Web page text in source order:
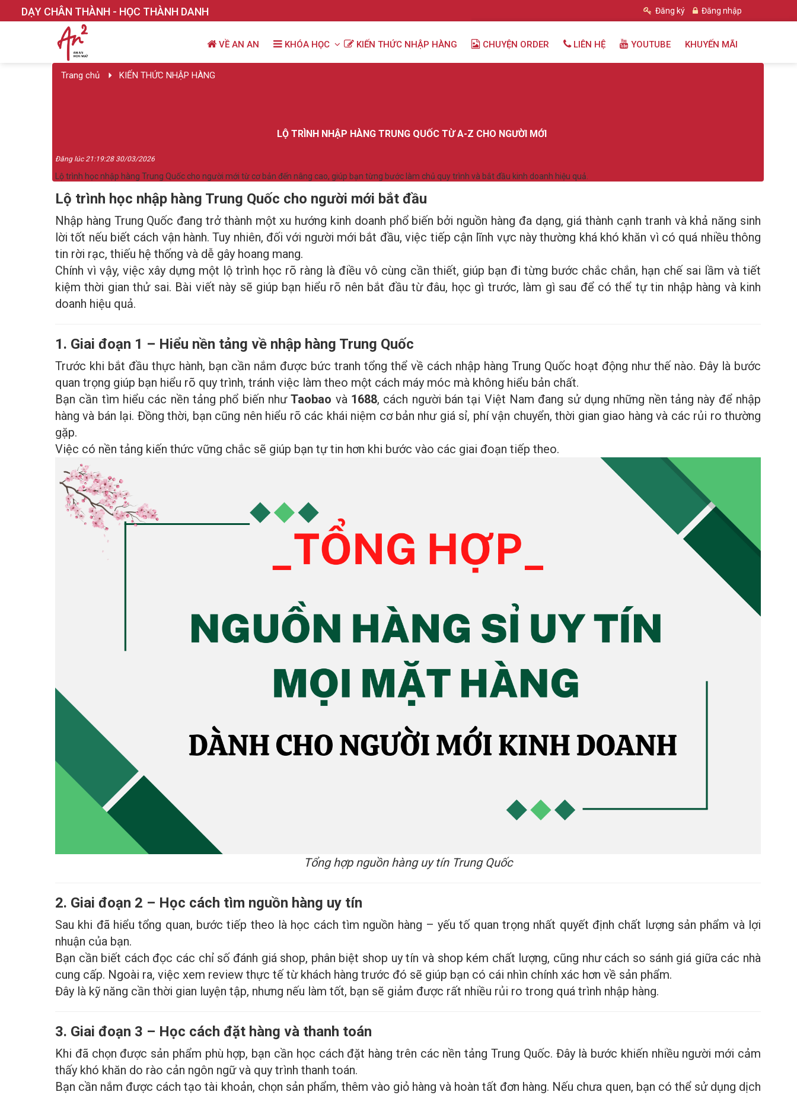
DẠY CHÂN THÀNH - HỌC THÀNH DANH Đăng ký Đăng nhập
VỀ AN AN KHÓA HỌC KIẾN THỨC NHẬP HÀNG CHUYỆN ORDER LIÊN HỆ YOUTUBE KHUYẾN MÃI
Trang chủ KIẾN THỨC NHẬP HÀNG
LỘ TRÌNH NHẬP HÀNG TRUNG QUỐC TỪ A-Z CHO NGƯỜI MỚI
Đăng lúc 21:19:28 30/03/2026
Lộ trình học nhập hàng Trung Quốc cho người mới từ cơ bản đến nâng cao, giúp bạn từng bước làm chủ quy trình và bắt đầu kinh doanh hiệu quả.
Lộ trình học nhập hàng Trung Quốc cho người mới bắt đầu
Nhập hàng Trung Quốc đang trở thành một xu hướng kinh doanh phổ biến bởi nguồn hàng đa dạng, giá thành cạnh tranh và khả năng sinh
lời tốt nếu biết cách vận hành. Tuy nhiên, đối với người mới bắt đầu, việc tiếp cận lĩnh vực này thường khá khó khăn vì có quá nhiều thông
tin rời rạc, thiếu hệ thống và dễ gây hoang mang.
Chính vì vậy, việc xây dựng một lộ trình học rõ ràng là điều vô cùng cần thiết, giúp bạn đi từng bước chắc chắn, hạn chế sai lầm và tiết
kiệm thời gian thử sai. Bài viết này sẽ giúp bạn hiểu rõ nên bắt đầu từ đâu, học gì trước, làm gì sau để có thể tự tin nhập hàng và kinh
doanh hiệu quả.
1. Giai đoạn 1 – Hiểu nền tảng về nhập hàng Trung Quốc
Trước khi bắt đầu thực hành, bạn cần nắm được bức tranh tổng thể về cách nhập hàng Trung Quốc hoạt động như thế nào. Đây là bước
quan trọng giúp bạn hiểu rõ quy trình, tránh việc làm theo một cách máy móc mà không hiểu bản chất.
Bạn cần tìm hiểu các nền tảng phổ biến nhưTaobao và 1688, cách người bán tại Việt Nam đang sử dụng những nền tảng này để nhập
hàng và bán lại. Đồng thời, bạn cũng nên hiểu rõ các khái niệm cơ bản như giá sỉ, phí vận chuyển, thời gian giao hàng và các rủi ro thường
gặp.
Việc có nền tảng kiến thức vững chắc sẽ giúp bạn tự tin hơn khi bước vào các giai đoạn tiếp theo.
Tổng hợp nguồn hàng uy tín Trung Quốc
2. Giai đoạn 2 – Học cách tìm nguồn hàng uy tín
Sau khi đã hiểu tổng quan, bước tiếp theo là học cách tìm nguồn hàng – yếu tố quan trọng nhất quyết định chất lượng sản phẩm và lợi
nhuận của bạn.
Bạn cần biết cách đọc các chỉ số đánh giá shop, phân biệt shop uy tín và shop kém chất lượng, cũng như cách so sánh giá giữa các nhà
cung cấp. Ngoài ra, việc xem review thực tế từ khách hàng trước đó sẽ giúp bạn có cái nhìn chính xác hơn về sản phẩm.
Đây là kỹ năng cần thời gian luyện tập, nhưng nếu làm tốt, bạn sẽ giảm được rất nhiều rủi ro trong quá trình nhập hàng.
3. Giai đoạn 3 – Học cách đặt hàng và thanh toán
Khi đã chọn được sản phẩm phù hợp, bạn cần học cách đặt hàng trên các nền tảng Trung Quốc. Đây là bước khiến nhiều người mới cảm
thấy khó khăn do rào cản ngôn ngữ và quy trình thanh toán.
Bạn cần nắm được cách tạo tài khoản, chọn sản phẩm, thêm vào giỏ hàng và hoàn tất đơn hàng. Nếu chưa quen, bạn có thể sử dụng dịch